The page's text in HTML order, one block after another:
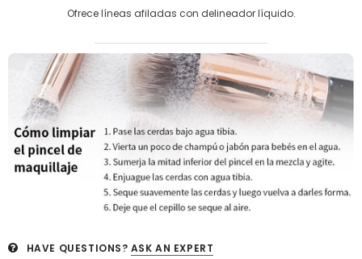
Ofrece líneas afiladas con delineador líquido.
HAVE QUESTIONS? ASK AN EXPERT